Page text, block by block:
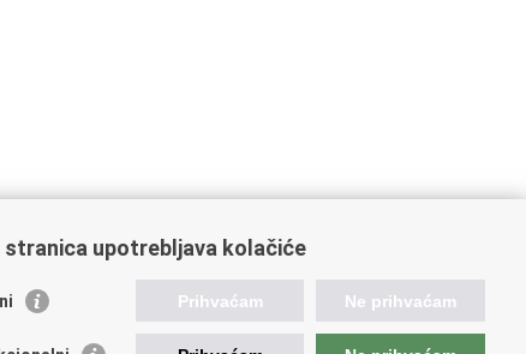
stranica upotrebljava kolačiće
Prihvaćam Ne prihvaćam